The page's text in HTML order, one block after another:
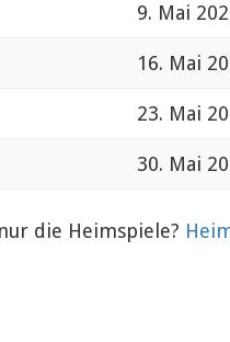
9. Mai
16. Mai
23. Mai
30. Mai
die Heimspiele?